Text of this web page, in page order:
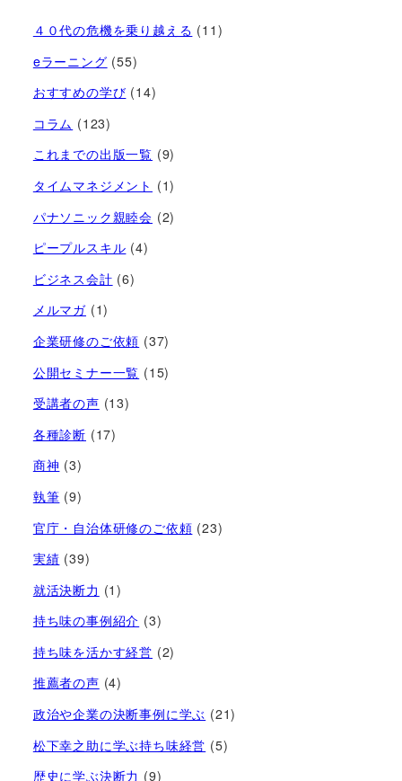
４０代の危機を乗り越える (11)
eラーニング (55)
おすすめの学び (14)
コラム (123)
これまでの出版一覧 (9)
タイムマネジメント (1)
パナソニック親睦会 (2)
ピープルスキル (4)
ビジネス会計 (6)
メルマガ (1)
企業研修のご依頼 (37)
公開セミナー一覧 (15)
受講者の声 (13)
各種診断 (17)
商神 (3)
執筆 (9)
官庁・自治体研修のご依頼 (23)
実績 (39)
就活決断力 (1)
持ち味の事例紹介 (3)
持ち味を活かす経営​ (2)
推薦者の声 (4)
政治や企業の決断事例に学ぶ (21)
松下幸之助に学ぶ持ち味経営 (5)
歴史に学ぶ決断力 (9)